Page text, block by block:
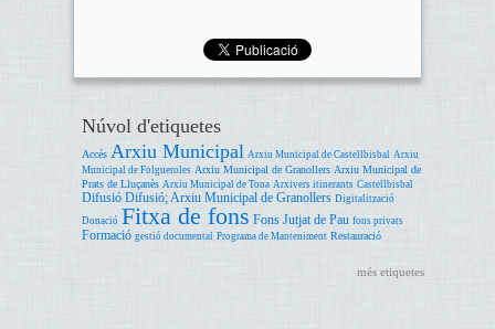
Núvol d'etiquetes
Accés Arxiu Municipal Arxiu Municipal de Castellbisbal Arxiu
Municipal de Folgueroles Arxiu Municipal de Granollers Arxiu Municipal de
Prats de Lluçanès Arxiu Municipal de Tona Arxivers itinerants Castellbisbal
Difusió Difusió; Arxiu Municipal de Granollers Digitalització
Donació Fitxa de fons Fons Jutjat de Pau fons privats
Formació gestió documental Programa de Manteniment Restauració
més etiquetes